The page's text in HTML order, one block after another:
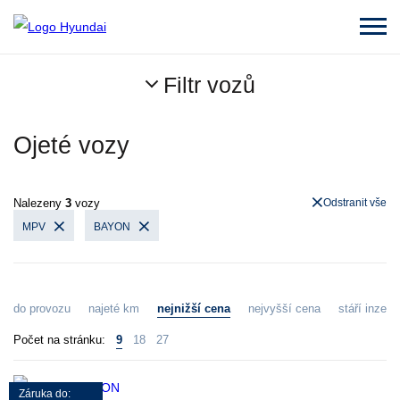
Filtr vozů
Ojeté vozy
Nalezeny 3 vozy
MPV BAYON
Odstranit vše
do provozu najeté km nejnižší cena nejvyšší cena stáří
Počet na stránku: 9 18 27
Záruka do: